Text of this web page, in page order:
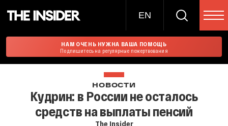
EN
НАМ ОЧЕНЬ НУЖНА ВАША ПОМОЩЬ
Подпишитесь на регулярные пожертвования
НОВОСТИ
Кудрин: в России не осталось
средств на выплаты пенсий
The Insider